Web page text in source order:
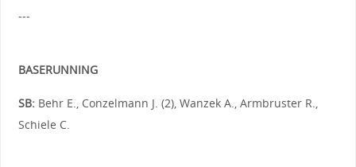
---
BASERUNNING
SB:Behr E., Conzelmann J. (2), Wanzek A., Armbruster R.,
Schiele C.